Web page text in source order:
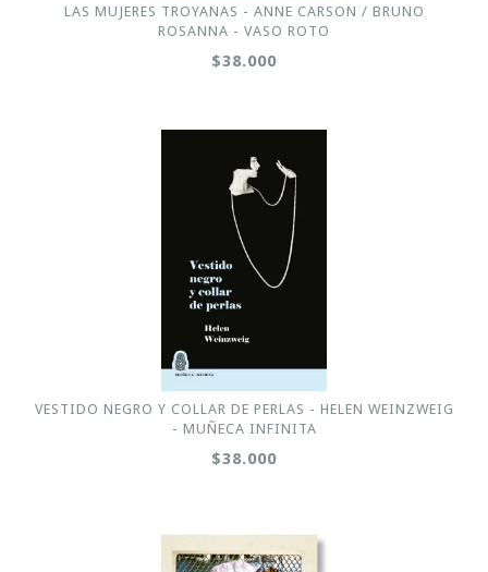
LAS MUJERES TROYANAS - ANNE CARSON / BRUNO
ROSANNA - VASO ROTO
$38.000
VESTIDO NEGRO Y COLLAR DE PERLAS - HELEN WEINZWEIG
- MUÑECA INFINITA
$38.000